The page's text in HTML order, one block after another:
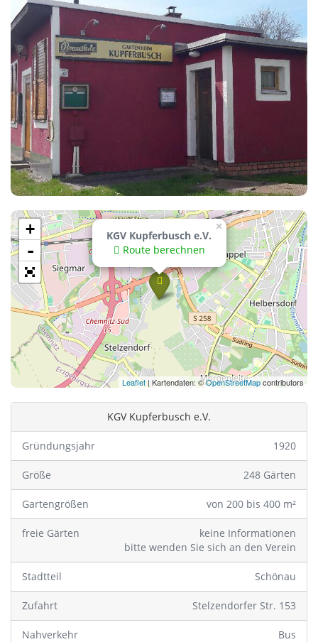
×
KGV Kupferbusch e.V.
Route berechnen
+
-
Leaflet| Kartendaten: ©OpenStreetMapcontributors
KGV Kupferbusch e.V.
Gründungsjahr 1920
Größe 248 Gärten
Gartengrößen von 200 bis 400 m²
freie Gärten
keine Informationen
bitte wenden Sie sich an den Verein
Stadtteil Schönau
Zufahrt Stelzendorfer Str. 153
Nahverkehr Bus